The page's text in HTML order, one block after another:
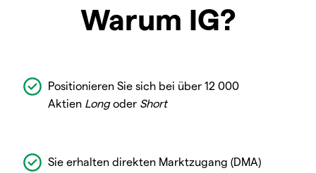
Warum IG?
Positionieren Sie sich bei über 12 000
Aktien Longoder Short
Sie erhalten direkten Marktzugang (DMA)